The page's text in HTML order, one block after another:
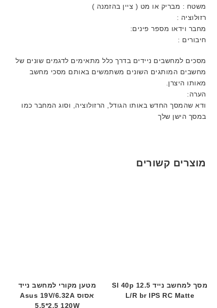
משטח : מבריק או מט ( ציין בהזמנה )
רזולוציה :
מחבר וידאו מספר פינים:
חיבורים :
מסכים למחשבים ניידים בדרך כלל מתאימים לדגמים שונים של
מחשבים המותגים השונים משתמשים באותם מסכי מחשב
מאותו היצרן.
הערה:
ודא שהמסך החדש באותו הגודל, הרזולוציה, וסוג המחבר כמו
במסך הישן שלך
מוצרים קשורים
מסך למחשב נייד 12.5 Sl 40p
L/R br IPS RC Matte
מטען מקורי למחשב נייד
אסוס Asus 19V/6.32A
5.5*2.5 120W